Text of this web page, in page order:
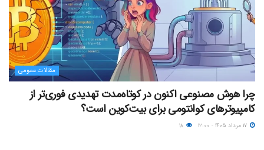
مقالات عمومی
چرا هوش مصنوعی اکنون در کوتاه‌مدت تهدیدی فوری‌تر از
کامپیوترهای کوانتومی برای بیت‌کوین است؟